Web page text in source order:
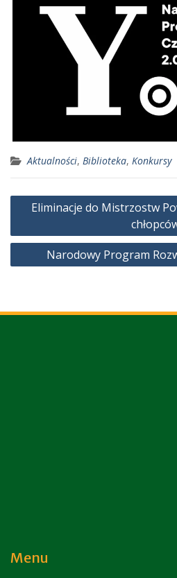
Aktualności, Biblioteka, Konkursy
Nawigacja
Eliminacje do Mistrzostw
Narodowy Program
Menu